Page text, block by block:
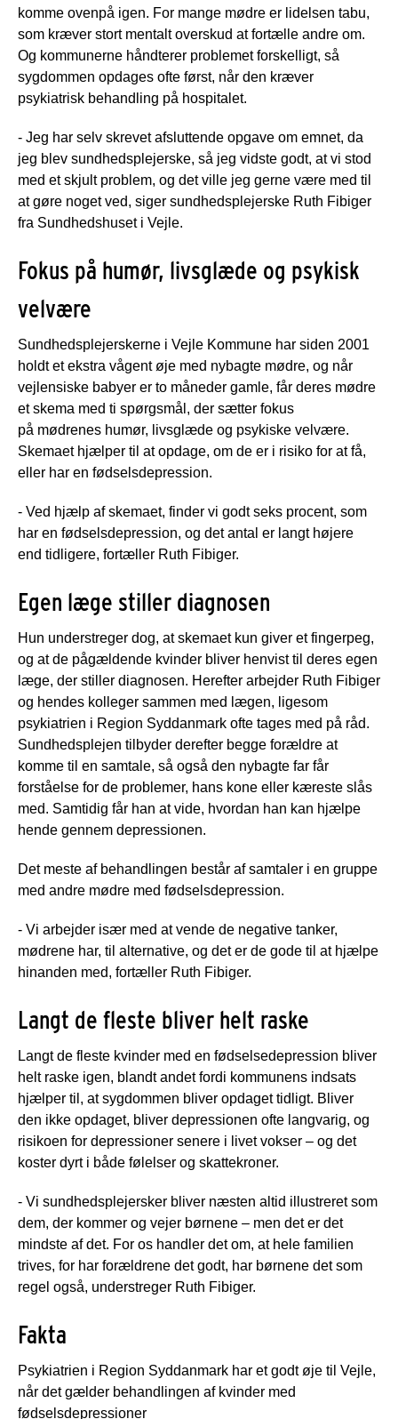
komme ovenpå igen. For mange mødre er lidelsen tabu,
som kræver stort mentalt overskud at fortælle andre om.
Og kommunerne håndterer problemet forskelligt, så
sygdommen opdages ofte først, når den kræver
psykiatrisk behandling på hospitalet.
- Jeg har selv skrevet afsluttende opgave om emnet, da
jeg blev sundhedsplejerske, så jeg vidste godt, at vi stod
med et skjult problem, og det ville jeg gerne være med til
at gøre noget ved, siger sundhedsplejerske Ruth Fibiger
fra Sundhedshuset i Vejle.
Fokus på humør, livsglæde og psykisk
velvære
Sundhedsplejerskerne i Vejle Kommune har siden 2001
holdt et ekstra vågent øje med nybagte mødre, og når
vejlensiske babyer er to måneder gamle, får deres mødre
et skema med ti spørgsmål, der sætter fokus
på mødrenes humør, livsglæde og psykiske velvære.
Skemaet hjælper til at opdage, om de er i risiko for at få,
eller har en fødselsdepression.
- Ved hjælp af skemaet, finder vi godt seks procent, som
har en fødselsdepression, og det antal er langt højere
end tidligere, fortæller Ruth Fibiger.
Egen læge stiller diagnosen
Hun understreger dog, at skemaet kun giver et fingerpeg,
og at de pågældende kvinder bliver henvist til deres egen
læge, der stiller diagnosen. Herefter arbejder Ruth Fibiger
og hendes kolleger sammen med lægen, ligesom
psykiatrien i Region Syddanmark ofte tages med på råd.
Sundhedsplejen tilbyder derefter begge forældre at
komme til en samtale, så også den nybagte far får
forståelse for de problemer, hans kone eller kæreste slås
med. Samtidig får han at vide, hvordan han kan hjælpe
hende gennem depressionen.
Det meste af behandlingen består af samtaler i en gruppe
med andre mødre med fødselsdepression.
- Vi arbejder især med at vende de negative tanker,
mødrene har, til alternative, og det er de gode til at hjælpe
hinanden med, fortæller Ruth Fibiger.
Langt de fleste bliver helt raske
Langt de fleste kvinder med en fødselsedepression bliver
helt raske igen, blandt andet fordi kommunens indsats
hjælper til, at sygdommen bliver opdaget tidligt. Bliver
den ikke opdaget, bliver depressionen ofte langvarig, og
risikoen for depressioner senere i livet vokser – og det
koster dyrt i både følelser og skattekroner.
- Vi sundhedsplejersker bliver næsten altid illustreret som
dem, der kommer og vejer børnene – men det er det
mindste af det. For os handler det om, at hele familien
trives, for har forældrene det godt, har børnene det som
regel også, understreger Ruth Fibiger.
Fakta
Psykiatrien i Region Syddanmark har et godt øje til Vejle,
når det gælder behandlingen af kvinder med
fødselsdepressioner